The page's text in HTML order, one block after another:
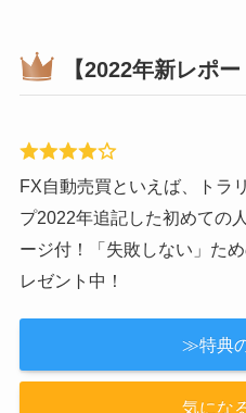
【2022年新レポ
FX自動売買といえば、トラ
プ2022年追記した初めての
ージ付！「失敗しない」た
レゼント中！
≫特典
気にな